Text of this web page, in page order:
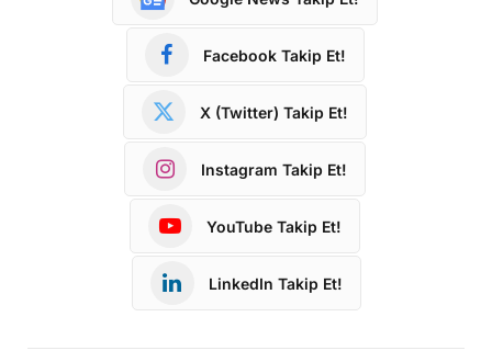
Facebook Takip Et!
X (Twitter) Takip Et!
Instagram Takip Et!
YouTube Takip Et!
LinkedIn Takip Et!